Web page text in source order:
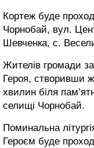
Кортеж буде
Чорнобай, вул.
Шевченка, с.
Жителів громади
Героя, створивши
хвилин біля
селищі Чорнобай.
Поминальна
Героєм буде